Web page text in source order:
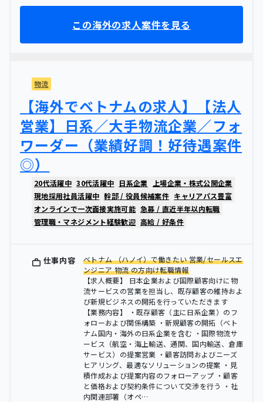
この海外の求人案件を見る
物流
【海外でベトナムの求人】【法人
営業】日系／大手物流企業／フォ
ワーダー（業績好調！好待遇案件
◎）
20代活躍中 30代活躍中 日系企業
上場企業・株式公開企業
現地採用社員活躍中 幹部 / 役員候補案件 キャリアパス豊富
オンラインで一次面接実施可能 急募 / 直近半年以内転職
管理職・マネジメント経験歓迎 高給 / 好条件
仕事内容
ベトナム （ハノイ）で働きたい 営業/セールスエ
ンジニア 物流 の方向け転職情報
【求人概要】 日本企業および国際顧客向けに物
流サービスの営業を担当し、既存顧客の維持およ
び新規ビジネスの開拓を行っていただきます
【業務内容】 ・既存顧客（主に日系企業）のフ
ォローおよび関係構築 ・新規顧客の開拓（ベト
ナム国内・海外の日系企業を含む ・国際物流サ
ービス（航空・海上輸送、通関、国内輸送、倉庫
サービス）の提案営業 ・顧客訪問およびニーズ
ヒアリング、最適なソリューションの提案 ・見
積作成および提案内容のフォローアップ ・顧客
と価格および契約条件について交渉を行う ・社
内関連部署（オペ…